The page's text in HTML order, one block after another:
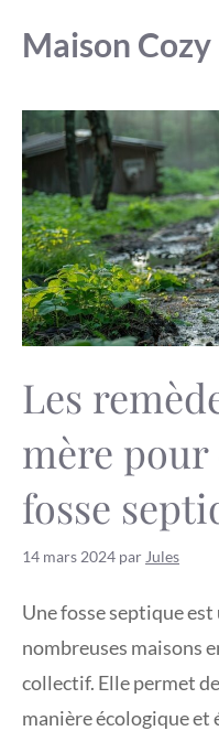
Maison Cozy
Les
mère
fosse
14 mars 2024 par Jules
Une fosse septique
nombreuses maisons
collectif. Elle permet
manière écologique et